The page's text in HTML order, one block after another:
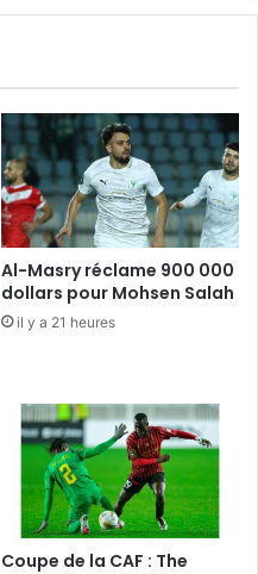
Al-Masry réclame 900 000
dollars pour Mohsen Salah
il y a 21 heures
Coupe de la CAF : The